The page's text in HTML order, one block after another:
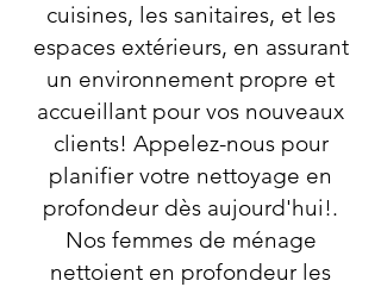
cuisines, les sanitaires, et les
espaces extérieurs, en assurant
un environnement propre et
accueillant pour vos nouveaux
clients! Appelez-nous pour
planifier votre nettoyage en
profondeur dès aujourd'hui!.
Nos femmes de ménage
nettoient en profondeur les